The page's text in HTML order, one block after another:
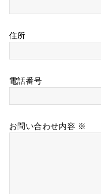
住所
電話番号
お問い合わせ内容 ※